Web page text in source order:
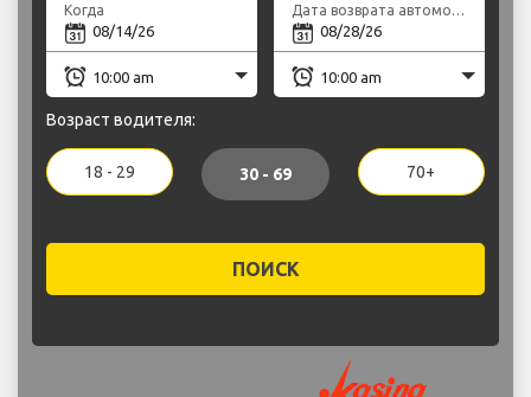
Когда Дата возврата автомобиля
Возраст водителя:
18 - 29 30 - 69 70+
ПОИСК